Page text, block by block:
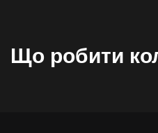
Що робити